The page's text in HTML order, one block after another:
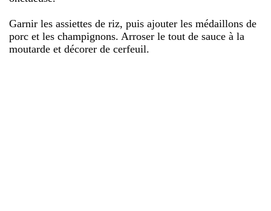
Garnir les assiettes de riz, puis ajouter les médaillons de
porc et les champignons. Arroser le tout de sauce à la
moutarde et décorer de cerfeuil.